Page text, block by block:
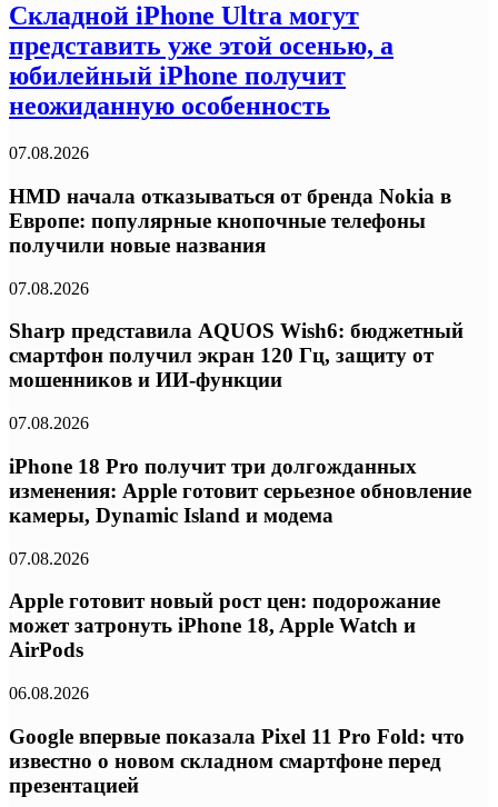
Складной iPhone Ultra могут
представить уже этой осенью, а
юбилейный iPhone получит
неожиданную особенность
07.08.2026
HMD начала отказываться от бренда Nokia в
Европе: популярные кнопочные телефоны
получили новые названия
07.08.2026
Sharp представила AQUOS Wish6: бюджетный
смартфон получил экран 120 Гц, защиту от
мошенников и ИИ-функции
07.08.2026
iPhone 18 Pro получит три долгожданных
изменения: Apple готовит серьезное обновление
камеры, Dynamic Island и модема
07.08.2026
Apple готовит новый рост цен: подорожание
может затронуть iPhone 18, Apple Watch и
AirPods
06.08.2026
Google впервые показала Pixel 11 Pro Fold: что
известно о новом складном смартфоне перед
презентацией